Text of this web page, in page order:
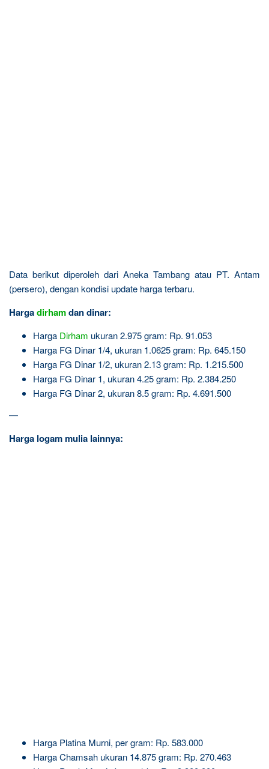
Data berikut diperoleh dari Aneka Tambang atau PT. Antam
(persero), dengan kondisi update harga terbaru.
Hargadirhamdan dinar:
Harga Dirham ukuran 2.975 gram: Rp. 91.053
Harga FG Dinar 1/4, ukuran 1.0625 gram: Rp. 645.150
Harga FG Dinar 1/2, ukuran 2.13 gram: Rp. 1.215.500
Harga FG Dinar 1, ukuran 4.25 gram: Rp. 2.384.250
Harga FG Dinar 2, ukuran 8.5 gram: Rp. 4.691.500
—
Harga logam mulia lainnya:
Harga Platina Murni, per gram: Rp. 583.000
Harga Chamsah ukuran 14.875 gram: Rp. 270.463